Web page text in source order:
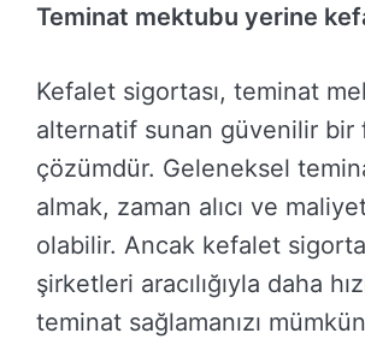
Teminat mektubu yerine
Kefalet sigortası, teminat
alternatif sunan güvenilir bir
çözümdür. Geleneksel
almak, zaman alıcı ve
olabilir. Ancak kefalet
şirketleri aracılığıyla daha
teminat sağlamanızı